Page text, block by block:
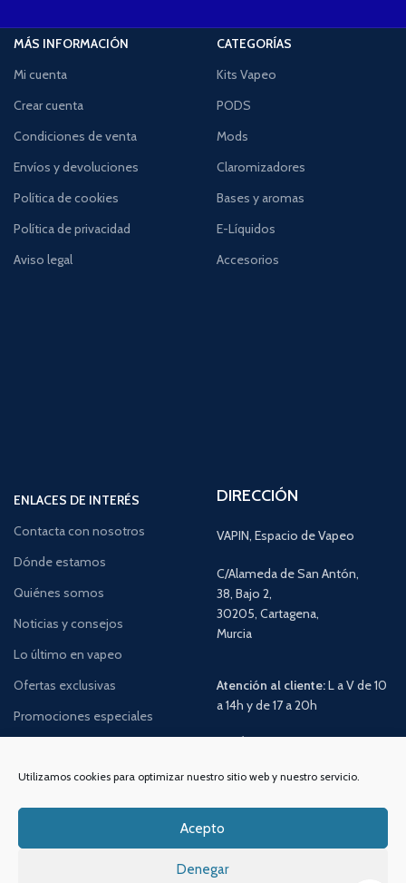
Utilizamos cookies para optimizar nuestro sitio web y nuestro servicio.
Acepto
Denegar
MÁS INFORMACIÓN
Mi cuenta
Crear cuenta
Condiciones de venta
Envíos y devoluciones
Política de cookies
Política de privacidad
Aviso legal
CATEGORÍAS
Kits Vapeo
PODS
Mods
Claromizadores
Bases y aromas
E-Líquidos
Accesorios
ENLACES DE INTERÉS
Contacta con nosotros
Dónde estamos
Quiénes somos
Noticias y consejos
Lo último en vapeo
Ofertas exclusivas
Promociones especiales
DIRECCIÓN
VAPIN, Espacio de Vapeo
C/Alameda de San Antón,
38, Bajo 2,
30205, Cartagena,
Murcia
Atención al cliente:L a V de 10
a 14h y de 17 a 20h
Email:info @vapeo.es